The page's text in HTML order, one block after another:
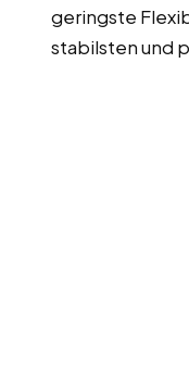
geringste
stabilsten und